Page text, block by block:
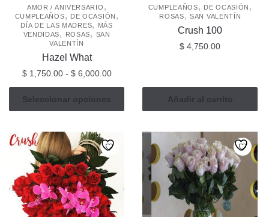
AMOR / ANIVERSARIO ,
CUMPLEAÑOS, DE OCASIÓN ,
DÍA DE LAS MADRES,
MÁS
VENDIDAS, ROSAS, SAN
VALENTÍN
Hazel What
$1,750.00 - $6,000.00Rango
de
desde
hasta
$ 6,000.00
Seleccionar opciones
Este
producto
múltiples
variantes.
Las
opciones
se
pueden
CUMPLEAÑOS, DE OCASIÓN ,
ROSAS,SAN VALENTÍN
Crush 100
$ 4,750.00
Añadir al carrito